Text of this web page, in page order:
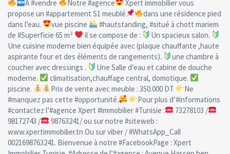
A #vendre Notre #agence
Xpert immobilier vous
propose un #appartement S1 meublé
dans une résidence pied
dans l’eau.
vue piscine
#hautstanding, #situé à chott mariem
de #Superficie 65 m²
il se compose de :
Un spacieux salon.
Une cuisine moderne bien équipée avec (plaque chauffante ,haute
aspirante four et des éléments de rangements).
une chambre à
coucher avec dressings .
Une Salle d’eau et cabine de douche
moderne.
climatisation,chauffage central, domotique.
piscine.
Prix de vente avec meuble : 350.000 DT
Ne
#manquez pas cette #opportunité.
Pour plus d’#informations
#contactez l’#agence Xpert #immobilier #Tunisie :
73278103 /
98172743 /
98763241/ ou sur notre #siteweb :
www.xpertimmobilier.tn Ou sur viber / #WhatsApp_Call
0021698763241. Bienvenue à notre #FacebookPage : Xpert